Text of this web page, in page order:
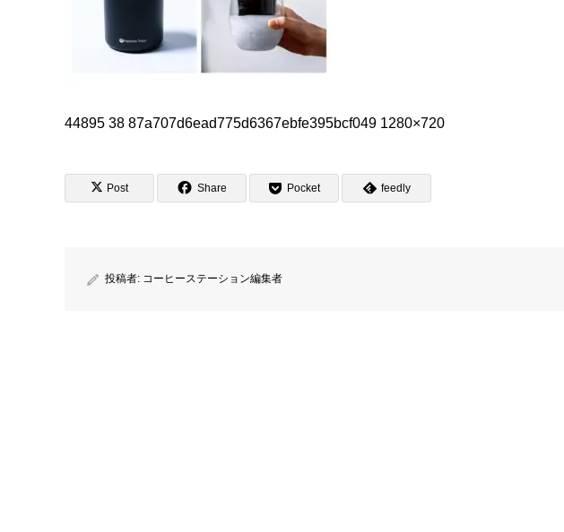
44895 38 87a707d6ead775d6367ebfe395bcf049 1280×720
Post Share Pocket feedly
投稿者: コーヒーステーション編集者